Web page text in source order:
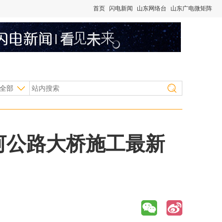
首页 闪电新闻 山东网络台 山东广电微矩阵
部
路大桥施工最新